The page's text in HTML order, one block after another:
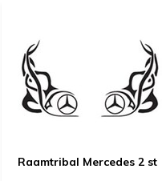
Raamtribal Mercedes 2 st